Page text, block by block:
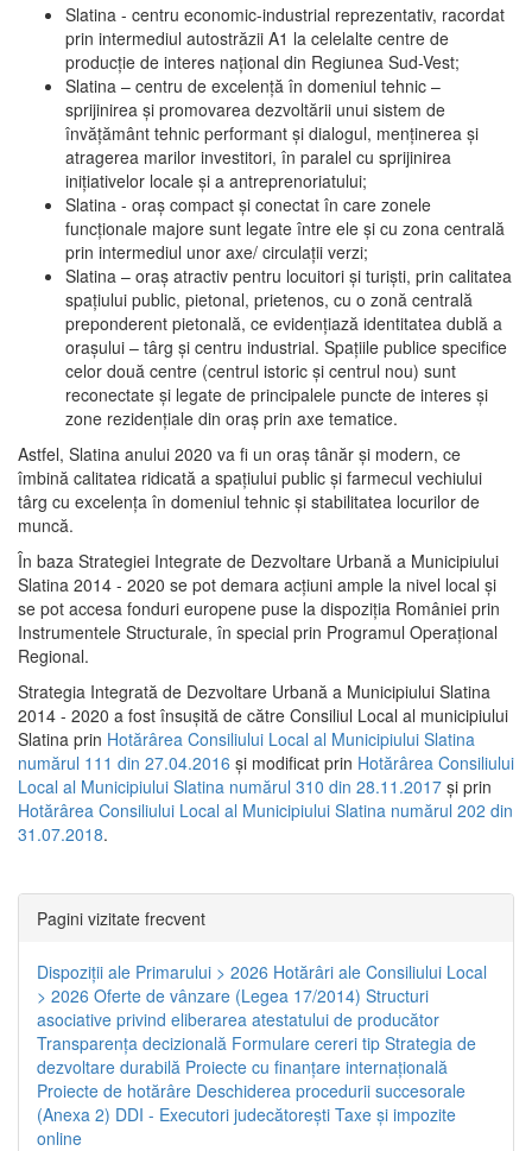
Slatina - centru economic-industrial reprezentativ, racordat
prin intermediul autostrăzii A1 la celelalte centre de
producţie de interes naţional din Regiunea Sud-Vest;
Slatina – centru de excelenţă în domeniul tehnic –
sprijinirea şi promovarea dezvoltării unui sistem de
învăţământ tehnic performant şi dialogul, menţinerea şi
atragerea marilor investitori, în paralel cu sprijinirea
iniţiativelor locale şi a antreprenoriatului;
Slatina - oraş compact şi conectat în care zonele
funcţionale majore sunt legate între ele şi cu zona centrală
prin intermediul unor axe/ circulații verzi;
Slatina – oraş atractiv pentru locuitori şi turişti, prin calitatea
spaţiului public, pietonal, prietenos, cu o zonă centrală
preponderent pietonală, ce evidenţiază identitatea dublă a
oraşului – târg şi centru industrial. Spaţiile publice specifice
celor două centre (centrul istoric şi centrul nou) sunt
reconectate şi legate de principalele puncte de interes şi
zone rezidenţiale din oraş prin axe tematice.
Astfel, Slatina anului 2020 va fi un oraş tânăr şi modern, ce
îmbină calitatea ridicată a spaţiului public şi farmecul vechiului
târg cu excelenţa în domeniul tehnic şi stabilitatea locurilor de
muncă.
În baza Strategiei Integrate de Dezvoltare Urbană a Municipiului
Slatina 2014 - 2020 se pot demara acţiuni ample la nivel local şi
se pot accesa fonduri europene puse la dispoziţia României prin
Instrumentele Structurale, în special prin Programul Operațional
Regional.
Strategia Integrată de Dezvoltare Urbană a Municipiului Slatina
2014 - 2020 a fost însuşită de către Consiliul Local al municipiului
Slatina prin Hotărârea Consiliului Local al Municipiului Slatina
numărul 111 din 27.04.2016 și modificat prin Hotărârea Consiliului
Local al Municipiului Slatina numărul 310 din 28.11.2017 și prin
Hotărârea Consiliului Local al Municipiului Slatina numărul 202 din
31.07.2018.
Pagini vizitate frecvent
Dispoziţii ale Primarului > 2026 Hotărâri ale Consiliului Local
> 2026 Oferte de vânzare (Legea 17/2014) Structuri
asociative privind eliberarea atestatului de producător
Transparenţa decizională Formulare cereri tip Strategia de
dezvoltare durabilă Proiecte cu finanţare internaţională
Proiecte de hotărâre Deschiderea procedurii succesorale
(Anexa 2) DDI - Executori judecătorești Taxe şi impozite
online